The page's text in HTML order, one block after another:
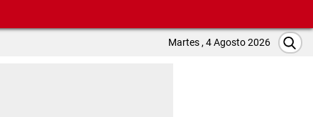
Martes , 4 Agosto 2026